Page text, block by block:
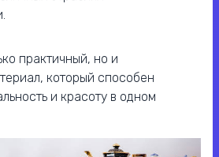
практичный, но и
который способен
и красоту в одном